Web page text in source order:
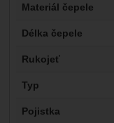
Materiál čepele
Délka čepele
Rukojeť
Typ
Pojistka